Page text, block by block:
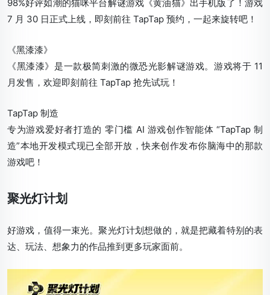
98%好评如潮的猫咪平台解谜游戏《黄油猫》出手机版了！游戏
7 月 30 日正式上线，即刻前往 TapTap 预约，一起来旋转吧！
《黑漆漆》
《黑漆漆》是一款极简刺激的微恐光影解谜游戏。游戏将于 11
月发售，欢迎即刻前往 TapTap 抢先试玩！
TapTap 制造
专为游戏爱好者打造的 零门槛 AI 游戏创作智能体 “TapTap 制
造”本地开发模式现已全部开放，快来创作发布你脑海中的那款
游戏吧！
聚光灯计划
好游戏，值得一束光。聚光灯计划想做的，就是把藏着特别的表
达、玩法、想象力的作品推到更多玩家面前。